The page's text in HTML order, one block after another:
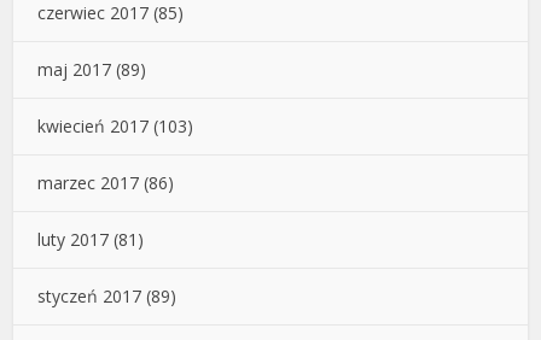
czerwiec 2017 (85)
maj 2017 (89)
kwiecień 2017 (103)
marzec 2017 (86)
luty 2017 (81)
styczeń 2017 (89)